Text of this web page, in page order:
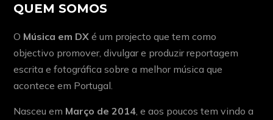
QUEM SOMOS
O Música em DX é um projecto que tem como
objectivo promover, divulgar e produzir reportagem
escrita e fotográfica sobre a melhor música que
acontece em Portugal.
Nasceu em Março de 2014 , e aos poucos tem vindo a